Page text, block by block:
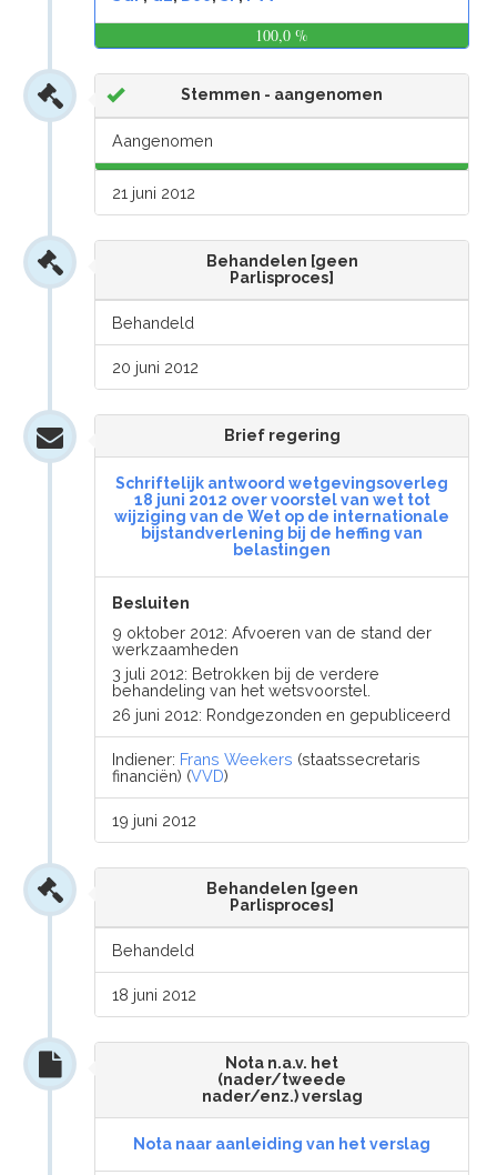
100,0 %
Stemmen - aangenomen
Aangenomen
21 juni 2012
Behandelen [geen
Parlisproces]
Behandeld
20 juni 2012
Brief regering
Schriftelijk antwoord wetgevingsoverleg
18 juni 2012 over voorstel van wet tot
wijziging van de Wet op de internationale
bijstandverlening bij de heffing van
belastingen
Besluiten
9 oktober 2012: Afvoeren van de stand der
werkzaamheden
3 juli 2012: Betrokken bij de verdere
behandeling van het wetsvoorstel.
26 juni 2012: Rondgezonden en gepubliceerd
Indiener: Frans Weekers (staatssecretaris
financiën) (VVD)
19 juni 2012
Behandelen [geen
Parlisproces]
Behandeld
18 juni 2012
Nota n.a.v. het
(nader/tweede
nader/enz.) verslag
Nota naar aanleiding van het verslag